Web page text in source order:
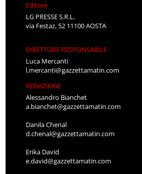
Editore
LG PRESSE S.R.L.
via Festaz, 52 11100 AOSTA
DIRETTORE RESPONSABILE
Luca Mercanti
l.mercanti@gazzettamatin.com
REDAZIONE
Alessandro Bianchet
a.bianchet@gazzettamatin.com
Danila Chenal
d.chenal@gazzettamatin.com
Erika David
e.david@gazzettamatin.com